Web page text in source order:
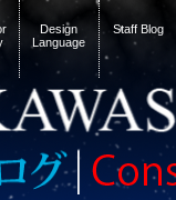
Design
Language
Staff Blog